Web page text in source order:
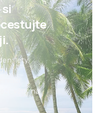
cestujte
lety,
vždy na